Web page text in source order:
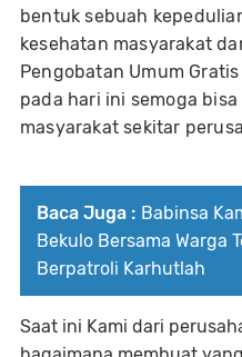
bentuk sebuah
kesehatan masyarakat
Pengobatan Umum
pada hari ini semoga
masyarakat sekitar
Baca Juga : Babinsa
Bekulo Bersama Warga
Berpatroli Karhutlah
Saat ini Kami dari